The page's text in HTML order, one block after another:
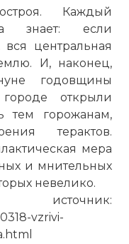
Каждый
знает: если
вся центральная
И, наконец,
годовщины
открыли
горожанам,
терактов.
мера
и мнительных
невелико.
vzrivi-